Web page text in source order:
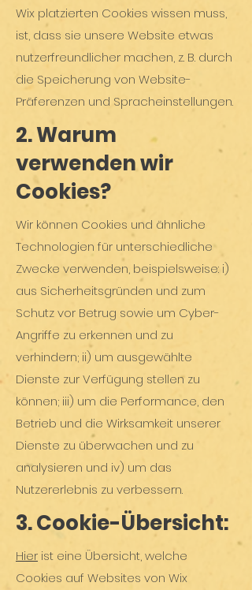
Wix platzierten Cookies wissen muss,
ist, dass sie unsere Website etwas
nutzerfreundlicher machen, z. B. durch
die Speicherung von Website-
Präferenzen und Spracheinstellungen.
2. Warum
verwenden wir
Cookies?
Wir können Cookies und ähnliche
Technologien für unterschiedliche
Zwecke verwenden, beispielsweise: i)
aus Sicherheitsgründen und zum
Schutz vor Betrug sowie um Cyber-
Angriffe zu erkennen und zu
verhindern; ii) um ausgewählte
Dienste zur Verfügung stellen zu
können; iii) um die Performance, den
Betrieb und die Wirksamkeit unserer
Dienste zu überwachen und zu
analysieren und iv) um das
Nutzererlebnis zu verbessern.
3. Cookie-Übersicht:
Hier ist eine Übersicht, welche
Cookies auf Websites von Wix